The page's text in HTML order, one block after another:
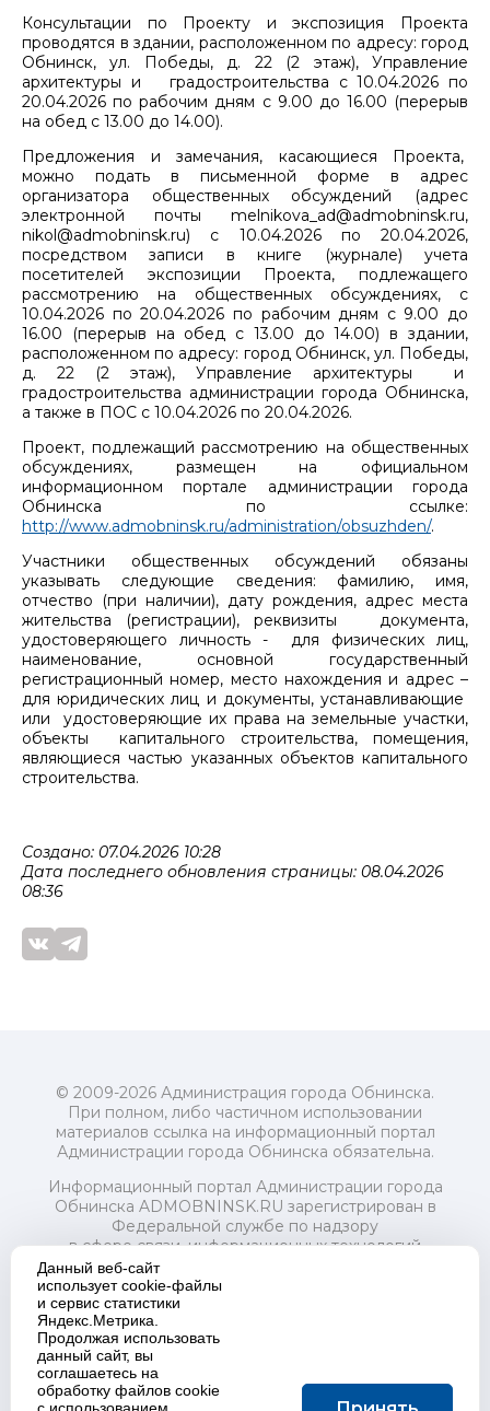
Консультации по Проекту и экспозиция Проекта
проводятся в здании, расположенном по адресу: город
Обнинск, ул. Победы, д. 22 (2 этаж), Управление
архитектуры и градостроительства с 10.04.2026 по
20.04.2026 по рабочим дням с 9.00 до 16.00 (перерыв
на обед с 13.00 до 14.00).
Предложения и замечания, касающиеся Проекта,
можно подать в письменной форме в адрес
организатора общественных обсуждений (адрес
электронной почты melnikova_ad@admobninsk.ru,
nikol@admobninsk.ru) с 10.04.2026 по 20.04.2026,
посредством записи в книге (журнале) учета
посетителей экспозиции Проекта, подлежащего
рассмотрению на общественных обсуждениях, с
10.04.2026 по 20.04.2026 по рабочим дням с 9.00 до
16.00 (перерыв на обед с 13.00 до 14.00) в здании,
расположенном по адресу: город Обнинск, ул. Победы,
д. 22 (2 этаж), Управление архитектуры и
градостроительства администрации города Обнинска,
а также в ПОС с 10.04.2026 по 20.04.2026.
Проект, подлежащий рассмотрению на общественных
обсуждениях, размещен на официальном
информационном портале администрации города
Обнинска по ссылке:
http://www.admobninsk.ru/administration/obsuzhden/.
Участники общественных обсуждений обязаны
указывать следующие сведения: фамилию, имя,
отчество (при наличии), дату рождения, адрес места
жительства (регистрации), реквизиты документа,
удостоверяющего личность - для физических лиц,
наименование, основной государственный
регистрационный номер, место нахождения и адрес –
для юридических лиц и документы, устанавливающие
или удостоверяющие их права на земельные участки,
объекты капитального строительства, помещения,
являющиеся частью указанных объектов капитального
строительства.
Создано: 07.04.2026 10:28
Дата последнего обновления страницы: 08.04.2026
08:36
© 2009-2026 Администрация города Обнинска.
При полном, либо частичном использовании
материалов ссылка на информационный портал
Администрации города Обнинска обязательна.
Информационный портал Администрации города
Обнинска ADMOBNINSK.RU зарегистрирован в
Федеральной службе по надзору
в сфере связи, информационных технологий
и массовых коммуникаций (Роскомнадзор) 24 июля
2018 года.
Свидетельство о регистрации Эл № ФС77-73321
Учредитель: Администрация (исполнительно-
распорядительный орган) городского округа "Город
Обнинск". Главный редактор: Байкова Е.А.
Адрес электронной почты Редакции:
Данный веб-сайт
использует cookie-файлы
и сервис статистики
Яндекс.Метрика.
Продолжая использовать
данный сайт, вы
соглашаетесь на
обработку файлов cookie